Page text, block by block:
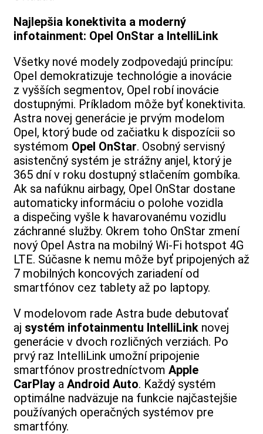
Najlepšia konektivita a moderný
infotainment: Opel OnStar a IntelliLink
Všetky nové modely zodpovedajú princípu:
Opel demokratizuje technológie a inovácie
z vyšších segmentov, Opel robí inovácie
dostupnými. Príkladom môže byť konektivita.
Astra novej generácie je prvým modelom
Opel, ktorý bude od začiatku k dispozícii so
systémom Opel OnStar. Osobný servisný
asistenčný systém je strážny anjel, ktorý je
365 dní v roku dostupný stlačením gombíka.
Ak sa nafúknu airbagy, Opel OnStar dostane
automaticky informáciu o polohe vozidla
a dispečing vyšle k havarovanému vozidlu
záchranné služby. Okrem toho OnStar zmení
nový Opel Astra na mobilný Wi-Fi hotspot 4G
LTE. Súčasne k nemu môže byť pripojených až
7 mobilných koncových zariadení od
smartfónov cez tablety až po laptopy.
V modelovom rade Astra bude debutovať
aj systém infotainmentu IntelliLink novej
generácie v dvoch rozličných verziách. Po
prvý raz IntelliLink umožní pripojenie
smartfónov prostredníctvom Apple
CarPlay a Android Auto. Každý systém
optimálne nadväzuje na funkcie najčastejšie
používaných operačných systémov pre
smartfóny.